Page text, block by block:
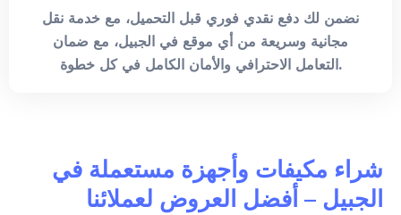
نضمن لك دفع نقدي فوري قبل التحميل، مع خدمة نقل
مجانية وسريعة من أي موقع في الجبيل، مع ضمان
التعامل الاحترافي والأمان الكامل في كل خطوة.
شراء مكيفات وأجهزة مستعملة في
الجبيل – أفضل العروض لعملائنا